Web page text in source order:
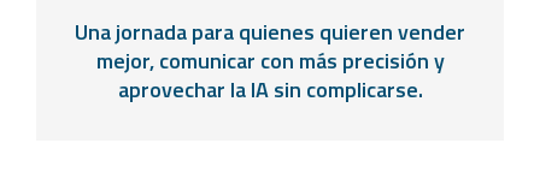
Una jornada para quienes quieren vender
mejor, comunicar con más precisión y
aprovechar la IA sin complicarse.